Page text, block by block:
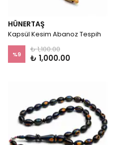
HÜNERTAŞ
Kapsül Kesim Abanoz Tespih
%9
₺ 1,100.00
₺ 1,000.00